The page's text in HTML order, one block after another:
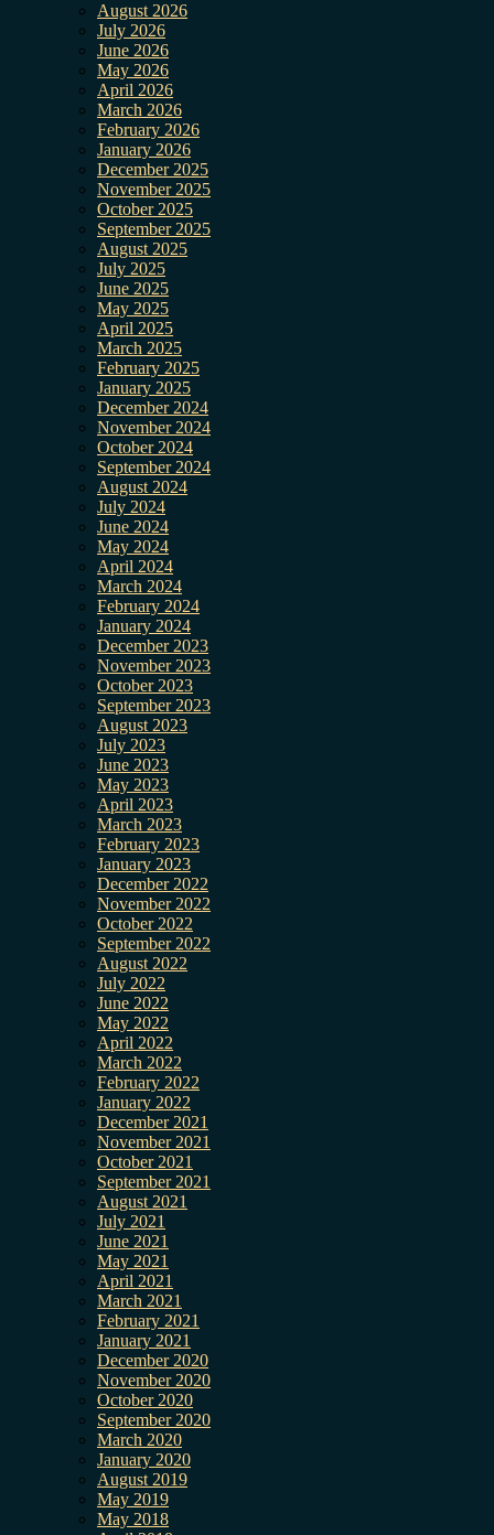
August 2026
July 2026
June 2026
May 2026
April 2026
March 2026
February 2026
January 2026
December 2025
November 2025
October 2025
September 2025
August 2025
July 2025
June 2025
May 2025
April 2025
March 2025
February 2025
January 2025
December 2024
November 2024
October 2024
September 2024
August 2024
July 2024
June 2024
May 2024
April 2024
March 2024
February 2024
January 2024
December 2023
November 2023
October 2023
September 2023
August 2023
July 2023
June 2023
May 2023
April 2023
March 2023
February 2023
January 2023
December 2022
November 2022
October 2022
September 2022
August 2022
July 2022
June 2022
May 2022
April 2022
March 2022
February 2022
January 2022
December 2021
November 2021
October 2021
September 2021
August 2021
July 2021
June 2021
May 2021
April 2021
March 2021
February 2021
January 2021
December 2020
November 2020
October 2020
September 2020
March 2020
January 2020
August 2019
May 2019
May 2018